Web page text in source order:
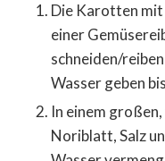
Die Karotten mit einem Gemüseschäler oder
einer
schneiden/
Wasser geben
In einem großen, verschließbaren Glas Essig,
Noriblatt, Salz